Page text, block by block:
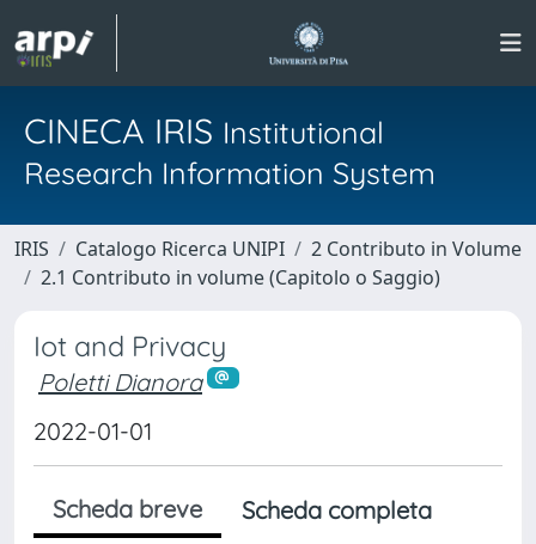
CINECA IRIS Institutional
Research Information System
IRIS Catalogo Ricerca UNIPI
2 Contributo in Volume
2.1 Contributo in volume (Capitolo o Saggio)
Iot and Privacy
Poletti Dianora
2022-01-01
Scheda breve
Scheda completa